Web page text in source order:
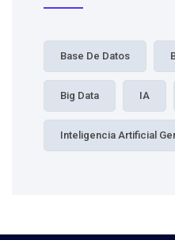
Base De Datos
Big Data IA
Inteligencia Artificial